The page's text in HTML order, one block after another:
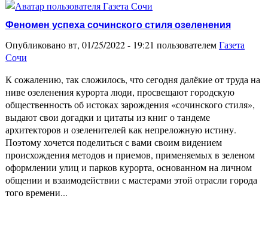
Феномен успеха сочинского стиля озеленения
Опубликовано вт, 01/25/2022 - 19:21 пользователемГазета
Сочи
К сожалению, так сложилось, что сегодня далёкие от труда на
ниве озеленения курорта люди, просвещают городскую
общественность об истоках зарождения «сочинского стиля»,
выдают свои догадки и цитаты из книг о тандеме
архитекторов и озеленителей как непреложную истину.
Поэтому хочется поделиться с вами своим видением
происхождения методов и приемов, применяемых в зеленом
оформлении улиц и парков курорта, основанном на личном
общении и взаимодействии с мастерами этой отрасли города
того времени...